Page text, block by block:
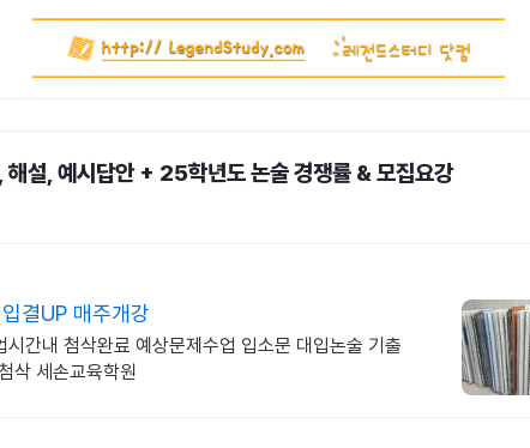
설, 예시답안 + 25학년도 논술 경쟁률 & 모집요강
결UP 매주개강
간내 첨삭완료 예상문제수업 입소문 대입논술 기출
삭 세손교육학원